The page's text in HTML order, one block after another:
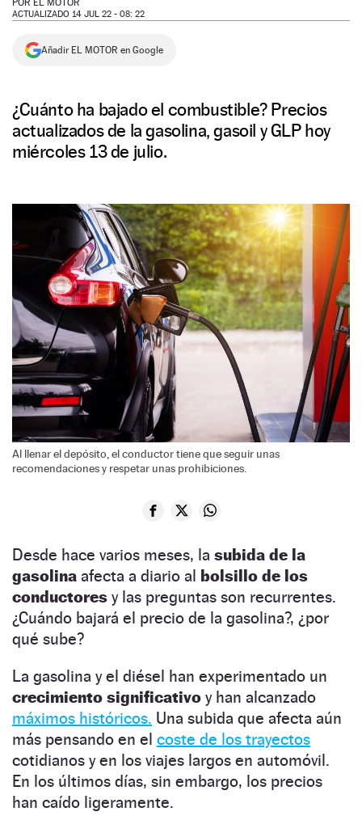
NEWSLETTER
POR EL MOTOR
ACTUALIZADO 14 JUL 22 - 08: 22
Añadir EL MOTOR en Google
¿Cuánto ha bajado el combustible? Precios
actualizados de la gasolina, gasoil y GLP hoy
miércoles 13 de julio.
Al llenar el depósito, el conductor tiene que seguir unas
recomendaciones y respetar unas prohibiciones.
Desde hace varios meses, la subida de la
gasolina afecta a diario al bolsillo de los
conductores y las preguntas son recurrentes.
¿Cuándo bajará el precio de la gasolina?, ¿por
qué sube?
La gasolina y el diésel han experimentado un
crecimiento significativo y han alcanzado
máximos históricos. Una subida que afecta aún
más pensando en el coste de los trayectos
cotidianos y en los viajes largos en automóvil.
En los últimos días, sin embargo, los precios
han caído ligeramente.